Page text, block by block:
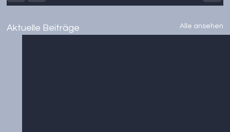
Aktuelle Beiträge Alle ansehen